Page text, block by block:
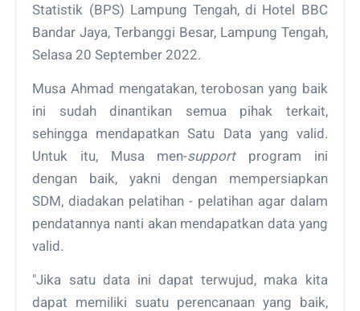
Statistik (BPS) Lampung Tengah, di Hotel BBC
Bandar Jaya, Terbanggi Besar, Lampung Tengah,
Selasa 20 September 2022.
Musa Ahmad mengatakan, terobosan yang baik
ini sudah dinantikan semua pihak terkait,
sehingga mendapatkan Satu Data yang valid.
Untuk itu, Musa men-support program ini
dengan baik, yakni dengan mempersiapkan
SDM, diadakan pelatihan - pelatihan agar dalam
pendatannya nanti akan mendapatkan data yang
valid.
"Jika satu data ini dapat terwujud, maka kita
dapat memiliki suatu perencanaan yang baik,